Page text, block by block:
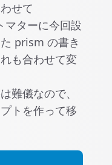
せて
ターに今回設
prism の書き
も合わせて変
難儀なので、
トを作って移